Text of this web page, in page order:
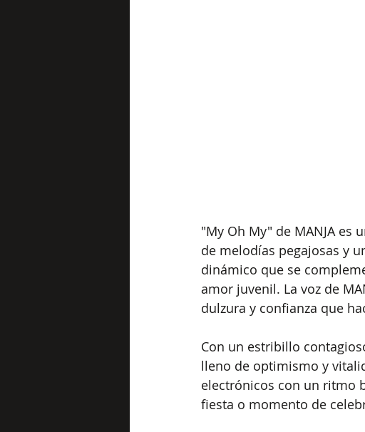
"My Oh My" de MANJA
de melodías pegajosas y
dinámico que se
amor juvenil. La voz de
dulzura y confianza que
Con un estribillo
lleno de optimismo y
electrónicos con un ritmo
fiesta o momento de